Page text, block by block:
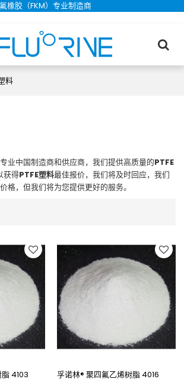
橡胶（FKM）专业制造商
料
业中国制造商和供应商，我们提供高质量的PTFE
获得PTFE塑料最佳报价，我们将及时回应，我们
格，但我们将为您提供更好的服务。
4103 孚诺林® 聚四氟乙烯树脂 4016